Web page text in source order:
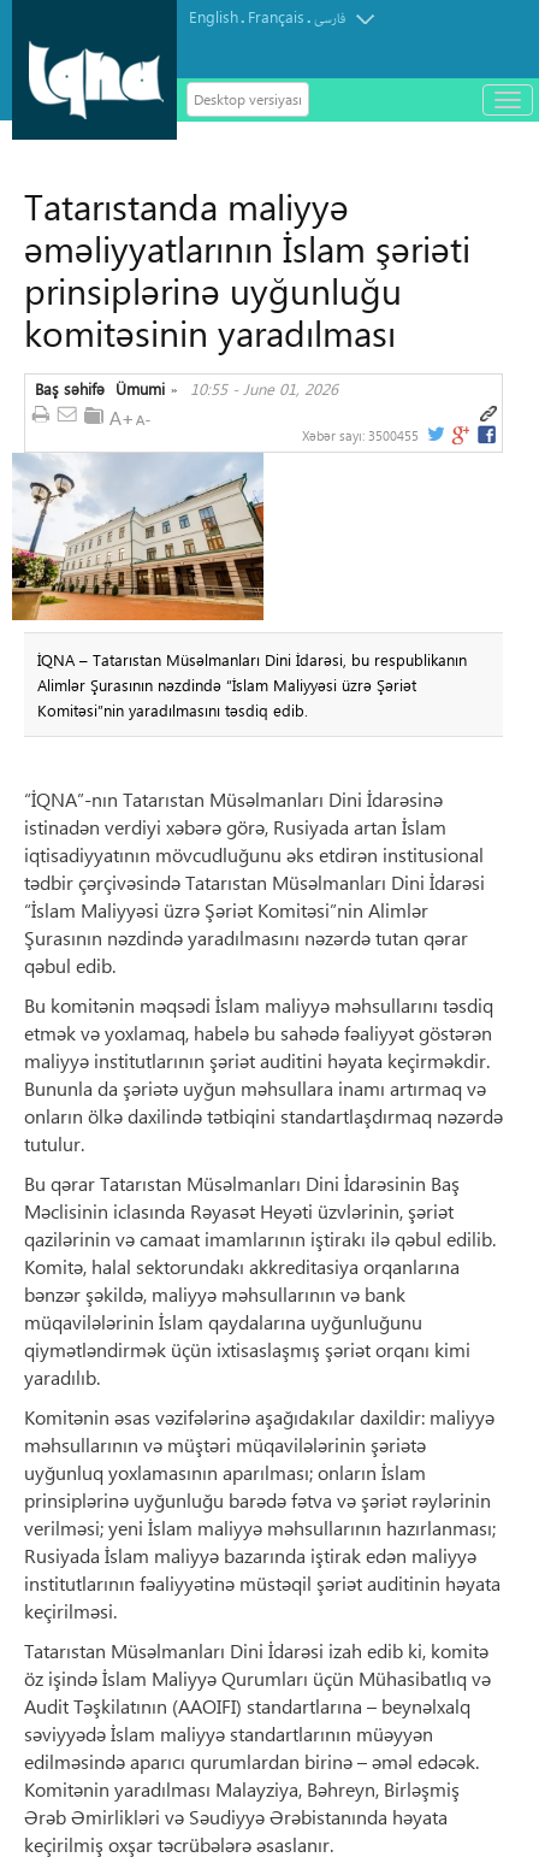
English. Français.فارسی
Desktop versiyası
باز
و
Tatarıstanda maliyyə
əməliyyatlarının İslam şəriəti
prinsiplərinə uyğunluğu
komitəsinin yaradılması
Baş səhifə »
Ümumi 10:55 - June 01, 2026
Xəbər sayı: 3500455
İQNA – Tatarıstan Müsəlmanları Dini İdarəsi, bu respublikanın
Alimlər Şurasının nəzdində “İslam Maliyyəsi üzrə Şəriət
Komitəsi”nin yaradılmasını təsdiq edib.
“İQNA”-nın Tatarıstan Müsəlmanları Dini İdarəsinə
istinadən verdiyi xəbərə görə, Rusiyada artan İslam
iqtisadiyyatının mövcudluğunu əks etdirən institusional
tədbir çərçivəsində Tatarıstan Müsəlmanları Dini İdarəsi
“İslam Maliyyəsi üzrə Şəriət Komitəsi”nin Alimlər
Şurasının nəzdində yaradılmasını nəzərdə tutan qərar
qəbul edib.
Bu komitənin məqsədi İslam maliyyə məhsullarını təsdiq
etmək və yoxlamaq, habelə bu sahədə fəaliyyət göstərən
maliyyə institutlarının şəriət auditini həyata keçirməkdir.
Bununla da şəriətə uyğun məhsullara inamı artırmaq və
onların ölkə daxilində tətbiqini standartlaşdırmaq nəzərdə
tutulur.
Bu qərar Tatarıstan Müsəlmanları Dini İdarəsinin Baş
Məclisinin iclasında Rəyasət Heyəti üzvlərinin, şəriət
qazilərinin və camaat imamlarının iştirakı ilə qəbul edilib.
Komitə, halal sektorundakı akkreditasiya orqanlarına
bənzər şəkildə, maliyyə məhsullarının və bank
müqavilələrinin İslam qaydalarına uyğunluğunu
qiymətləndirmək üçün ixtisaslaşmış şəriət orqanı kimi
yaradılıb.
Komitənin əsas vəzifələrinə aşağıdakılar daxildir: maliyyə
məhsullarının və müştəri müqavilələrinin şəriətə
uyğunluq yoxlamasının aparılması; onların İslam
prinsiplərinə uyğunluğu barədə fətva və şəriət rəylərinin
verilməsi; yeni İslam maliyyə məhsullarının hazırlanması;
Rusiyada İslam maliyyə bazarında iştirak edən maliyyə
institutlarının fəaliyyətinə müstəqil şəriət auditinin həyata
keçirilməsi.
Tatarıstan Müsəlmanları Dini İdarəsi izah edib ki, komitə
öz işində İslam Maliyyə Qurumları üçün Mühasibatlıq və
Audit Təşkilatının (AAOIFI) standartlarına – beynəlxalq
səviyyədə İslam maliyyə standartlarının müəyyən
edilməsində aparıcı qurumlardan birinə – əməl edəcək.
Komitənin yaradılması Malayziya, Bəhreyn, Birləşmiş
Ərəb Əmirlikləri və Səudiyyə Ərəbistanında həyata
keçirilmiş oxşar təcrübələrə əsaslanır.